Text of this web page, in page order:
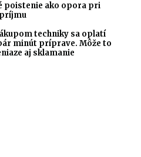
poistenie ako opora pri
techniky sa oplatí
minút príprave. Môže to
aj sklamanie